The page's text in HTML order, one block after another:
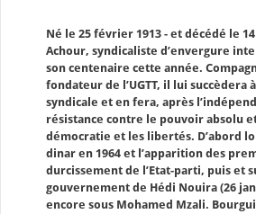
Né le 25 février 1913 - et décédé le
Achour, syndicaliste d’envergure
son centenaire cette année.
fondateur de l’UGTT, il lui succèdera
syndicale et en fera, après
résistance contre le pouvoir absolu
démocratie et les libertés. D’abord
dinar en 1964 et l’apparition des
durcissement de l’Etat-parti, puis et
gouvernement de Hédi Nouira (26
encore sous Mohamed Mzali.